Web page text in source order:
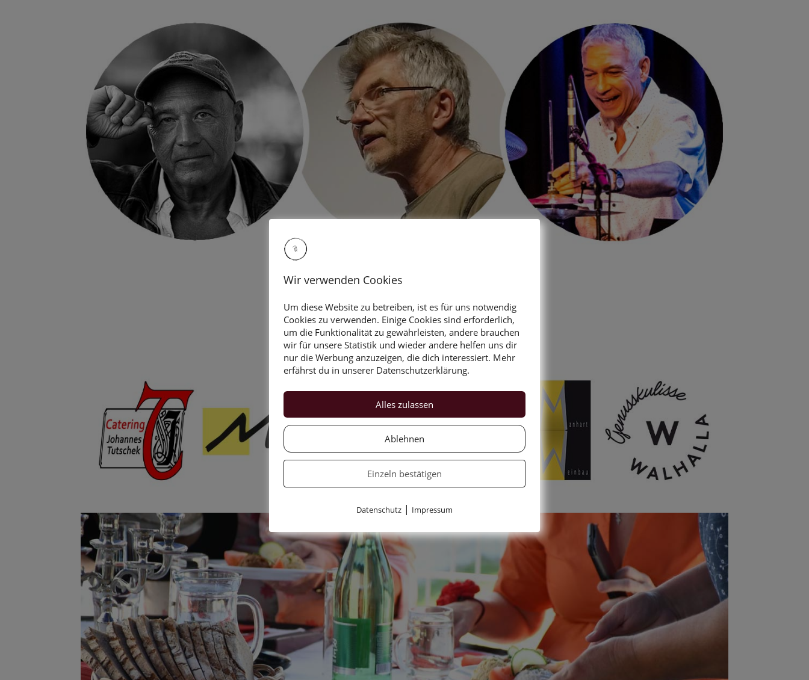
Wir verwenden Cookies
Um diese Website zu betreiben, ist es für uns notwendig
Cookies zu verwenden. Einige Cookies sind erforderlich,
um die Funktionalität zu gewährleisten, andere brauchen
wir für unsere Statistik und wieder andere helfen uns dir
nur die Werbung anzuzeigen, die dich interessiert. Mehr
erfährst du in unserer Datenschutzerklärung.
Alles zulassen
Ablehnen
Einzeln bestätigen
Datenschutz | Impressum